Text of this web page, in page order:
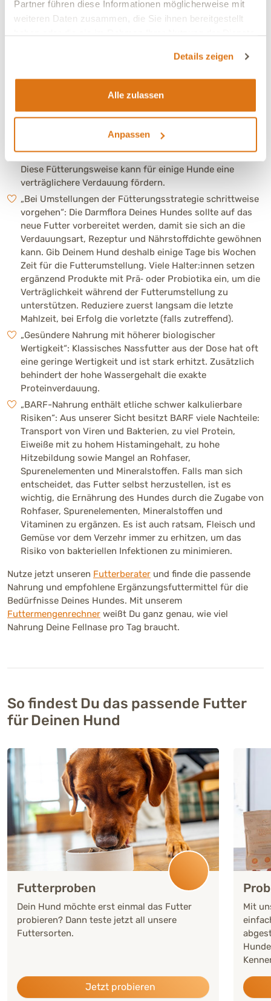
Partner führen diese Informationen möglicherweise mit
weiteren Daten zusammen, die Sie ihnen bereitgestellt
Details zeigen
Alle zulassen
Anpassen
Nährstoffaufnahme zu fördern.
„Nicht mehr abends füttern und nicht zu oft am Tag": Ein
Enzyme zur einwandfreien Verdauung zur Verfügung. Bei
kranken Hunden, solchen mit starkem Stoffwechsel oder
kleinen Rassen kann eine zweite Futterportion ratsam
Portion (70/30) und vor 17 Uhr gefüttert werden. Nachts
kann Nahrung nicht ausreichend verdaut werden, da der
Stoffwechsel herunterfährt. Die Darmzellen können die
Nährstoffe nicht mehr richtig aus der Nahrung ziehen.
Diese Fütterungsweise kann für einige Hunde eine
verträglichere Verdauung fördern.
„Bei Umstellungen der Fütterungsstrategie schrittweise
vorgehen“: Die Darmflora Deines Hundes sollte auf das
neue Futter vorbereitet werden, damit sie sich an die
Verdauungsart, Rezeptur und Nährstoffdichte gewöhnen
kann. Gib Deinem Hund deshalb einige Tage bis Wochen
Zeit für die Futterumstellung. Viele Halter:innen setzen
ergänzend Produkte mit Prä‑ oder Probiotika ein, um die
Verträglichkeit während der Futterumstellung zu
unterstützen. Reduziere zuerst langsam die letzte
Mahlzeit, bei Erfolg die vorletzte (falls zutreffend).
„Gesündere Nahrung mit höherer biologischer
Wertigkeit“: Klassisches Nassfutter aus der Dose hat oft
eine geringe Wertigkeit und ist stark erhitzt. Zusätzlich
behindert der hohe Wassergehalt die exakte
Proteinverdauung.
„BARF-Nahrung enthält etliche schwer kalkulierbare
Risiken“: Aus unserer Sicht besitzt BARF viele Nachteile:
Transport von Viren und Bakterien, zu viel Protein,
Eiweiße mit zu hohem Histamingehalt, zu hohe
Hitzebildung sowie Mangel an Rohfaser,
Spurenelementen und Mineralstoffen. Falls man sich
entscheidet, das Futter selbst herzustellen, ist es
wichtig, die Ernährung des Hundes durch die Zugabe von
Rohfaser, Spurenelementen, Mineralstoffen und
Vitaminen zu ergänzen. Es ist auch ratsam, Fleisch und
Gemüse vor dem Verzehr immer zu erhitzen, um das
Risiko von bakteriellen Infektionen zu minimieren.
Nutze jetzt unseren Futterberater und finde die passende
Nahrung und empfohlene Ergänzungsfuttermittel für die
Bedürfnisse Deines Hundes. Mit unserem
Futtermengenrechner weißt Du ganz genau, wie viel
Nahrung Deine Fellnase pro Tag braucht.
So findest Du das passende Futter
für Deinen Hund
Futterproben
Dein Hund möchte erst einmal das Futter
probieren? Dann teste jetzt all unsere
Futtersorten.
Jetzt probieren
Mit